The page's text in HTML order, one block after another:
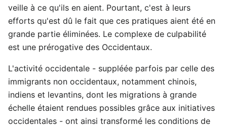
veille à ce qu'ils en aient. Pourtant, c'est à leurs
efforts qu'est dû le fait que ces pratiques aient été en
grande partie éliminées. Le complexe de culpabilité
est une prérogative des Occidentaux.
L'activité occidentale - suppléée parfois par celle des
immigrants non occidentaux, notamment chinois,
indiens et levantins, dont les migrations à grande
échelle étaient rendues possibles grâce aux initiatives
occidentales - ont ainsi transformé les conditions de